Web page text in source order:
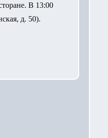
В 13:00
д. 50).